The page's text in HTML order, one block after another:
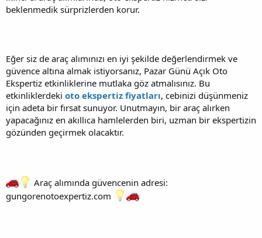
beklenmedik sürprizlerden korur.
Eğer siz de araç alımınızı en iyi şekilde değerlendirmek ve
güvence altına almak istiyorsanız, Pazar Günü Açık Oto
Ekspertiz etkinliklerine mutlaka göz atmalısınız. Bu
etkinliklerdeki oto ekspertiz fiyatları, cebinizi düşünmeniz
için adeta bir fırsat sunuyor. Unutmayın, bir araç alırken
yapacağınız en akıllıca hamlelerden biri, uzman bir ekspertizin
gözünden geçirmek olacaktır.
Araç alımında güvencenin adresi:
gungorenotoexpertiz.com